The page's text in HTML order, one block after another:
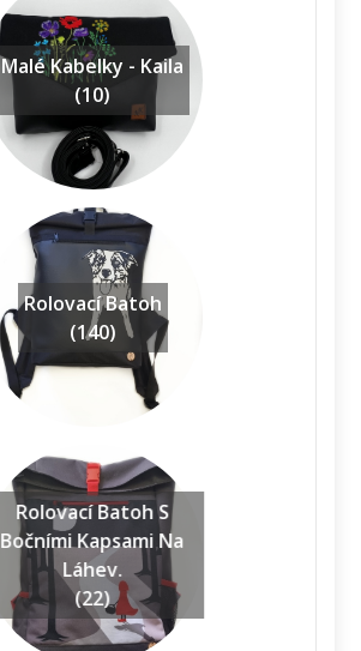
Malé Kabelky - Kaila
(10)
Rolovací Batoh
(140)
Rolovací Batoh S
Bočními Kapsami Na
Láhev.
(22)